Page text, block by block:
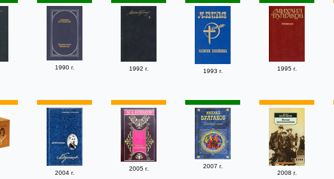
1990 г. 1992 г. 1993 г. 1995 г.
2004 г.
2005 г.
2007 г.
2008 г.